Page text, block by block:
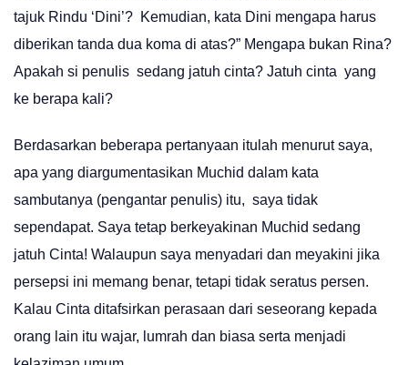
tajuk Rindu ‘Dini’? Kemudian, kata Dini mengapa harus
diberikan tanda dua koma di atas?” Mengapa bukan Rina?
Apakah si penulis sedang jatuh cinta? Jatuh cinta yang
ke berapa kali?
Berdasarkan beberapa pertanyaan itulah menurut saya,
apa yang diargumentasikan Muchid dalam kata
sambutanya (pengantar penulis) itu, saya tidak
sependapat. Saya tetap berkeyakinan Muchid sedang
jatuh Cinta! Walaupun saya menyadari dan meyakini jika
persepsi ini memang benar, tetapi tidak seratus persen.
Kalau Cinta ditafsirkan perasaan dari seseorang kepada
orang lain itu wajar, lumrah dan biasa serta menjadi